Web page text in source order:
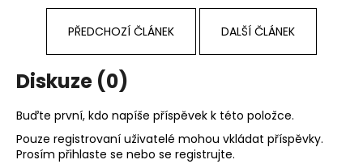
PŘEDCHOZÍ ČLÁNEK DALŠÍ ČLÁNEK
Diskuze (0)
Buďte první, kdo napíše příspěvek k této položce.
Pouze registrovaní uživatelé mohou vkládat příspěvky.
Prosím přihlaste se nebo se registrujte.